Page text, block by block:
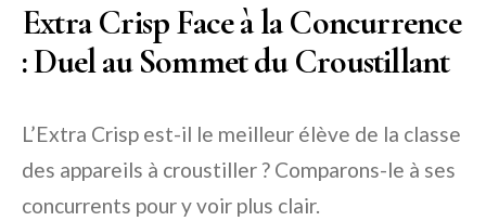
Extra Crisp Face à la Concurrence
: Duel au Sommet du Croustillant
L’Extra Crisp est-il le meilleur élève de la classe
des appareils à croustiller ? Comparons-le à ses
concurrents pour y voir plus clair.